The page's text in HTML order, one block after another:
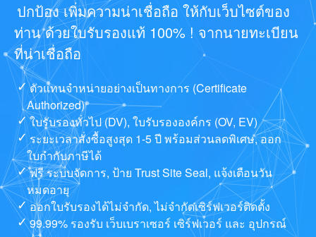
ปกป้อง เพิ่มความน่าเชื่อถือ ให้กับเว็บไซต์ของ
ท่าน ด้วยใบรับรองแท้ 100% ! จากนายทะเบียน
ที่น่าเชื่อถือ
ตัวแทนจำหน่ายอย่างเป็นทางการ (Certificate
Authorized)
ใบรับรองทั่วไป (DV), ใบรับรององค์กร (OV, EV)
ระยะเวลาสั่งซื้อสูงสุด 1-5 ปี พร้อมส่วนลดพิเศษ, ออก
ใบกำกับภาษีได้
ฟรี ระบบจัดการ, ป้าย Trust Site Seal, แจ้งเตือนวัน
หมดอายุ
ออกใบรับรองได้ไม่จำกัด, ไม่จำกัดเซิร์ฟเวอร์ติดตั้ง
99.99% รองรับ เว็บเบราเซอร์ เซิร์ฟเวอร์ และ อุปกรณ์